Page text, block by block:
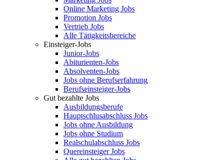
Online Marketing Jobs
Promotion Jobs
Vertrieb Jobs
Alle Tätigkeitsbereiche
Einsteiger-Jobs
Junior-Jobs
Abiturienten-Jobs
Absolventen-Jobs
Jobs ohne Berufserfahrung
Berufseinsteiger-Jobs
Gut bezahlte Jobs
Ausbildungsberufe
Hauptschlusabschluss Jobs
Jobs ohne Ausbildung
Jobs ohne Studium
Realschulabschluss Jobs
Quereinsteiger Jobs